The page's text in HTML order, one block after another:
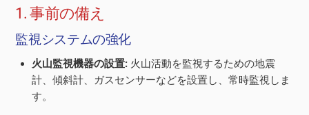
1. 事前の備え
監視システムの強化
火山監視機器の設置: 火山活動を監視するための地震
計、傾斜計、ガスセンサーなどを設置し、常時監視しま
す。